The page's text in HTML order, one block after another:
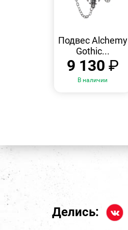
ПРОСМОТР
Подвес Alchemy
Gothic...
9 130 ₽
В наличии
Делись: